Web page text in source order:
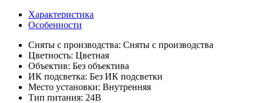
Характеристика
Особенности
Сняты с производства: Сняты с производства
Цветность: Цветная
Объектив: Без объектива
ИК подсветка: Без ИК подсветки
Место установки: Внутренняя
Тип питания: 24В